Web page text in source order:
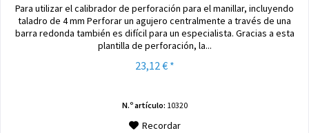
Para utilizar el calibrador de perforación para el manillar, incluyendo
taladro de 4 mm Perforar un agujero centralmente a través de una
barra redonda también es difícil para un especialista. Gracias a esta
plantilla de perforación, la...
23,12 € *
N.º artículo: 10320
Recordar